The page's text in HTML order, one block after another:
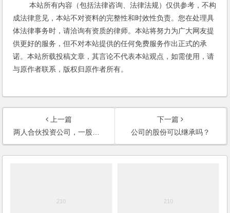
本站所有内容（包括法律咨询、法律法规）仅供参考，不构
成法律意见，本站不对资料的完整性和时效性负责。您在处理具
体法律事务时，请洽询有资质的律师。本站将努力为广大网友提
供更好的服务，但不对本站提供的任何免费服务作出正式的承
诺。本站所载投稿文章，其言论不代表本站观点，如需使用，请
与原作者联系，版权归原作者所有。
上一篇
两人合伙投资公司，一股东虚报回扣，另一股东能否卡在外的款项以保障自身权益？
下一篇
公司的股份可以继承吗？